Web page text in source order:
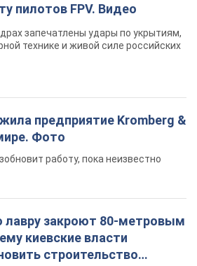
пилотов FPV. Видео
запечатлены удары по укрытиям,
технике и живой силе российских
предприятие Kromberg &
Фото
работу, пока неизвестно
лавру закроют 80-метровым
киевские власти
строительство